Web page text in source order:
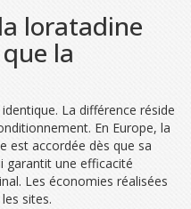
loratadine
la
La différence réside
. En Europe, la
est accordée dès que sa
garantit une efficacité
Les économies réalisées
sites.